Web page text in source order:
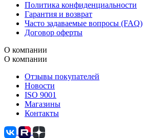
Политика конфиденциальности
Гарантия и возврат
Часто задаваемые вопросы (FAQ)
Договор оферты
О компании
О компании
Отзывы покупателей
Новости
ISO 9001
Магазины
Контакты